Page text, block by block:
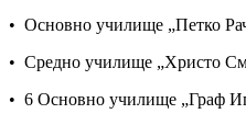
• Основно училище „Петко
• Средно училище „Христо
• 6 Основно училище „Граф